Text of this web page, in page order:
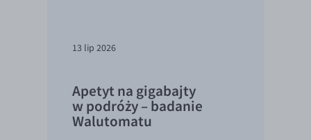
13 lip 2026
Apetyt na gigabajty
w podróży – badanie
Walutomatu